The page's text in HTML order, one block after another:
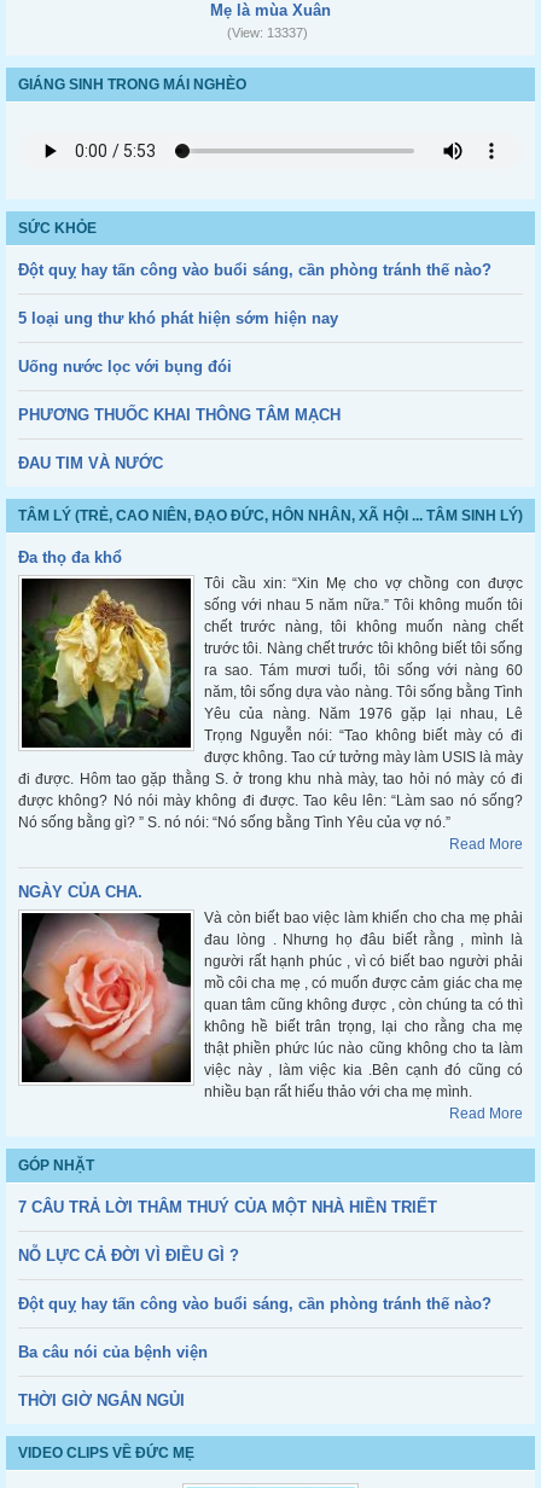
Mẹ là mùa Xuân
(View: 13337)
GIÁNG SINH TRONG MÁI NGHÈO
SỨC KHỎE
Đột quỵ hay tấn công vào buổi sáng, cần phòng tránh thế nào?
5 loại ung thư khó phát hiện sớm hiện nay
Uống nước lọc với bụng đói
PHƯƠNG THUỐC KHAI THÔNG TÂM MẠCH
ĐAU TIM VÀ NƯỚC
TÂM LÝ (TRẺ, CAO NIÊN, ĐẠO ĐỨC, HÔN NHÂN, XÃ HỘI ... TÂM SINH LÝ)
Đa thọ đa khổ
Tôi cầu xin: “Xin Mẹ cho vợ chồng con được
sống với nhau 5 năm nữa.” Tôi không muốn tôi
chết trước nàng, tôi không muốn nàng chết
trước tôi. Nàng chết trước tôi không biết tôi sống
ra sao. Tám mươi tuổi, tôi sống với nàng 60
năm, tôi sống dựa vào nàng. Tôi sống bằng Tình
Yêu của nàng. Năm 1976 gặp lại nhau, Lê
Trọng Nguyễn nói: “Tao không biết mày có đi
được không. Tao cứ tưởng mày làm USIS là mày
đi được. Hôm tao gặp thằng S. ở trong khu nhà mày, tao hỏi nó mày có đi
được không? Nó nói mày không đi được. Tao kêu lên: “Làm sao nó sống?
Nó sống bằng gì? ” S. nó nói: “Nó sống bằng Tình Yêu của vợ nó.”
Read More
NGÀY CỦA CHA.
Và còn biết bao việc làm khiến cho cha mẹ phải
đau lòng . Nhưng họ đâu biết rằng , mình là
người rất hạnh phúc , vì có biết bao người phải
mồ côi cha mẹ , có muốn được cảm giác cha mẹ
quan tâm cũng không được , còn chúng ta có thì
không hề biết trân trọng, lại cho rằng cha mẹ
thật phiền phức lúc nào cũng không cho ta làm
việc này , làm việc kia .Bên cạnh đó cũng có
nhiều bạn rất hiếu thảo với cha mẹ mình.
Read More
GÓP NHẶT
7 CÂU TRẢ LỜI THÂM THUÝ CỦA MỘT NHÀ HIỀN TRIẾT
NỖ LỰC CẢ ĐỜI VÌ ĐIỀU GÌ ?
Đột quỵ hay tấn công vào buổi sáng, cần phòng tránh thế nào?
Ba câu nói của bệnh viện
THỜI GIỜ NGẮN NGỦI
VIDEO CLIPS VỀ ĐỨC MẸ